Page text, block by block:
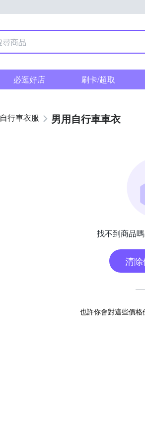
必逛好店 刷卡/超取
自行車衣服 男用自行車車衣
找不到商品
清
也許你會對這些價格